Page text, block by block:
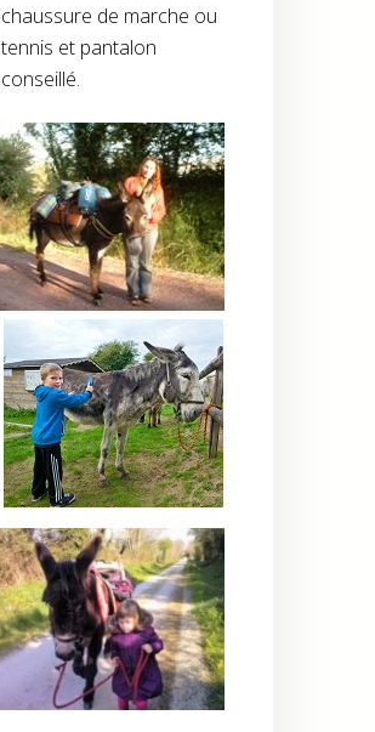
chaussure de marche ou
tennis et pantalon
conseillé.